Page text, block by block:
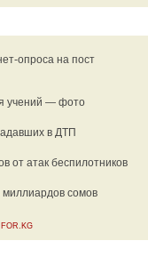
опроса на пост
учений — фото
в ДТП
от атак беспилотников
сомов